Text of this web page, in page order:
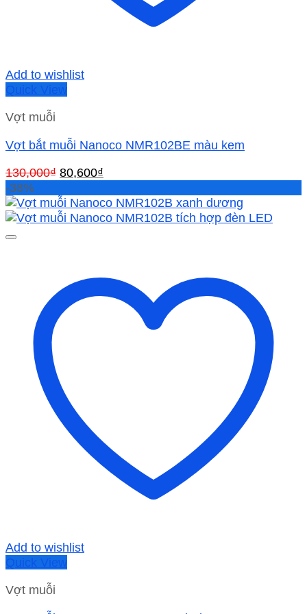
Add to wishlist
Quick View
Vợt muỗi
Vợt bắt muỗi Nanoco NMR102BE màu kem
130,000₫ Giá
là:
130,000₫.
80,600₫
tại
là:
-38%
Add to wishlist
Quick View
Vợt muỗi